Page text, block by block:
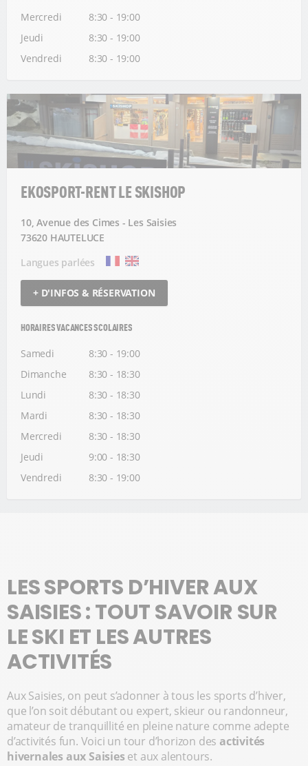
Mercredi
8:30 - 19:00
Jeudi
8:30 - 19:00
Vendredi
8:30 - 19:00
EKOSPORT-RENT LE SKISHOP
10, Avenue des Cimes - Les Saisies
73620 HAUTELUCE
Langues parlées
+ D'INFOS & RÉSERVATION
HORAIRES VACANCES SCOLAIRES
Samedi
8:30 - 19:00
Dimanche
8:30 - 18:30
Lundi
8:30 - 18:30
Mardi
8:30 - 18:30
Mercredi
8:30 - 18:30
Jeudi
9:00 - 18:30
Vendredi
8:30 - 19:00
LES SPORTS D’HIVER AUX
SAISIES : TOUT SAVOIR SUR
LE SKI ET LES AUTRES
ACTIVITÉS
Aux Saisies, on peut s’adonner à tous les sports d’hiver,
que l’on soit débutant ou expert, skieur ou randonneur,
amateur de tranquillité en pleine nature comme adepte
d’activités fun. Voici un tour d’horizon des activités
hivernales aux Saisies et aux alentours.